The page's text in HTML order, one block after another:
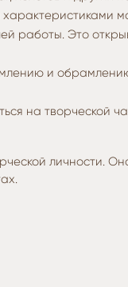
характеристиками
работы. Это
и
на творческой
личности.